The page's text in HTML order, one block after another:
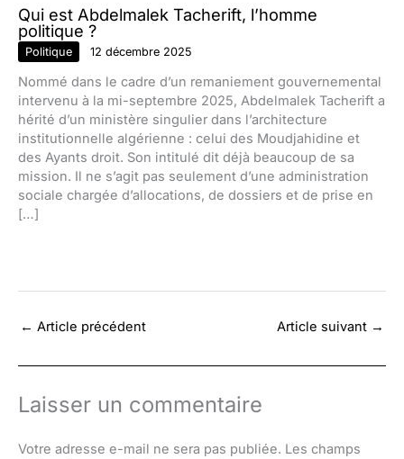
Qui est Abdelmalek Tacherift, l’homme
politique ?
Politique 12 décembre 2025
Nommé dans le cadre d’un remaniement gouvernemental
intervenu à la mi-septembre 2025, Abdelmalek Tacherift a
hérité d’un ministère singulier dans l’architecture
institutionnelle algérienne : celui des Moudjahidine et
des Ayants droit. Son intitulé dit déjà beaucoup de sa
mission. Il ne s’agit pas seulement d’une administration
sociale chargée d’allocations, de dossiers et de prise en
[…]
← Article précédent Article suivant →
Laisser un commentaire
Votre adresse e-mail ne sera pas publiée. Les champs